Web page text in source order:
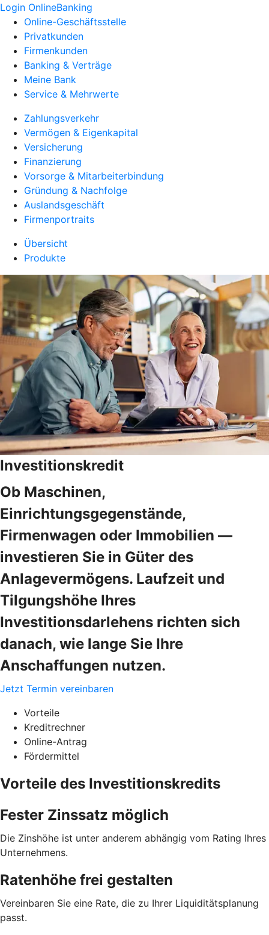
Login OnlineBanking
Online-Geschäftsstelle
Privatkunden
Firmenkunden
Banking & Verträge
Meine Bank
Service & Mehrwerte
Zahlungsverkehr
Vermögen & Eigenkapital
Versicherung
Finanzierung
Vorsorge & Mitarbeiterbindung
Gründung & Nachfolge
Auslandsgeschäft
Firmenportraits
Übersicht
Produkte
Investitionskredit
Ob Maschinen,
Einrichtungsgegenstände,
Firmenwagen oder Immobilien —
investieren Sie in Güter des
Anlagevermögens. Laufzeit und
Tilgungshöhe Ihres
Investitionsdarlehens richten sich
danach, wie lange Sie Ihre
Anschaffungen nutzen.
Jetzt Termin vereinbaren
Vorteile
Kreditrechner
Online-Antrag
Fördermittel
Vorteile des Investitionskredits
Fester Zinssatz möglich
Die Zinshöhe ist unter anderem abhängig vom Rating Ihres
Unternehmens.
Ratenhöhe frei gestalten
Vereinbaren Sie eine Rate, die zu Ihrer Liquiditätsplanung
passt.